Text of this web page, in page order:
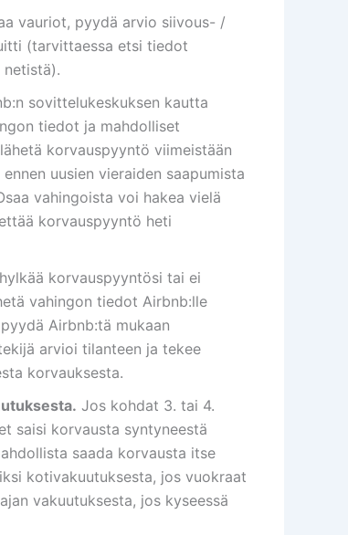
vauriot, pyydä arvio siivous- /
(tarvittaessa etsi tiedot
sovittelukeskuksen kautta
tiedot ja mahdolliset
lähetä korvauspyyntö viimeistään
uusien vieraiden saapumista
vahingoista voi hakea vielä
korvauspyyntö heti
korvauspyyntösi tai ei
vahingon tiedot Airbnb:lle
Airbnb:tä mukaan
arvioi tilanteen ja tekee
korvauksesta.
Jos kohdat 3. tai 4.
saisi korvausta syntyneestä
saada korvausta itse
kotivakuutuksesta, jos vuokraat
vakuutuksesta, jos kyseessä